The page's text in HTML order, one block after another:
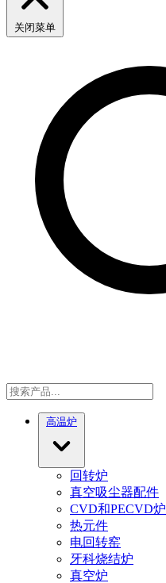
关闭菜单
高温炉
回转炉
真空吸尘器配件
CVD和PECVD炉
热元件
电回转窑
牙科烧结炉
真空炉